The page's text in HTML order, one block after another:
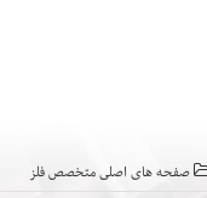
صفحه های اصلی متخصص فلز